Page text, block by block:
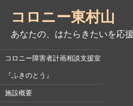
コロニー東村山
あなたの、はたらきたいを応
コロニー障害者計画相談支援室
『ふきのとう』
施設概要